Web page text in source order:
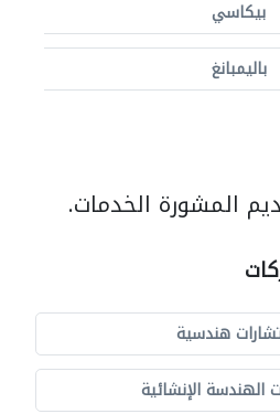
بيكاسي
باليمبانغ
المشورة الخدمات.
هندسية
الهندسة الإنشائية